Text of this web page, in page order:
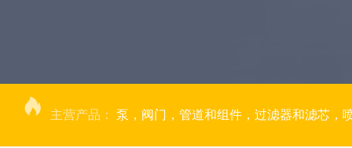
主营产品： 泵，阀门，管道和组件，过滤器和滤芯，